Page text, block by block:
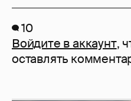
10
Войдите в аккаунт,
оставлять